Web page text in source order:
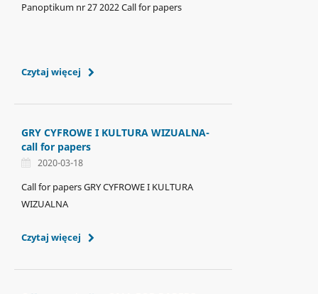
Panoptikum nr 27 2022 Call for papers
Czytaj więcej
GRY CYFROWE I KULTURA WIZUALNA-
call for papers
2020-03-18
Call for papers GRY CYFROWE I KULTURA
WIZUALNA
Czytaj więcej